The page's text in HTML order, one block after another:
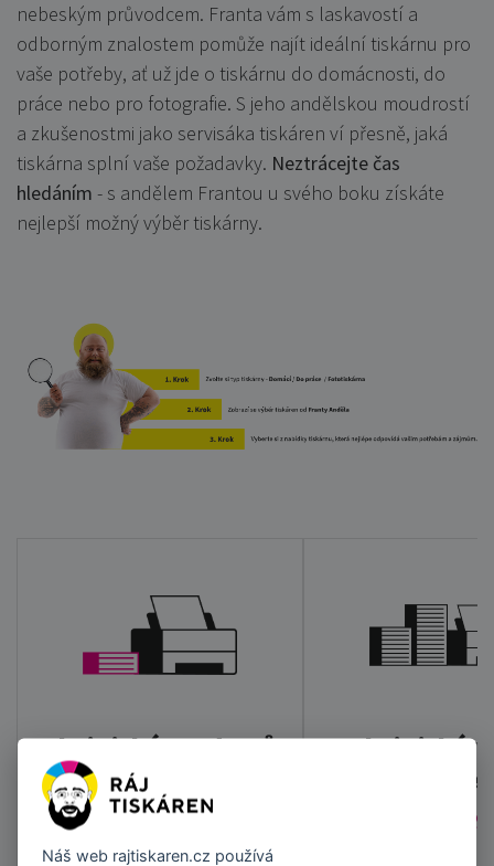
nebeským průvodcem. Franta vám s laskavostí a
odborným znalostem pomůže najít ideální tiskárnu pro
vaše potřeby, ať už jde o tiskárnu do domácnosti, do
práce nebo pro fotografie. S jeho andělskou moudrostí
a zkušenostmi jako servisáka tiskáren ví přesně, jaká
tiskárna splní vaše požadavky. Neztrácejte čas
hledáním - s andělem Frantou u svého boku získáte
nejlepší možný výběr tiskárny.
Chci tiskárnu domů
1215 - 5295 Kč
Chci
práce
2710 -
Náš web rajtiskaren.cz používá